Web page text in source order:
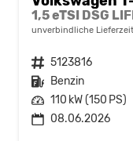
unverbindliche
Fahrzeugnr. 5123816
Kraftstoff Benzin
Leistung 110 kW (150 PS)
08.06.2026